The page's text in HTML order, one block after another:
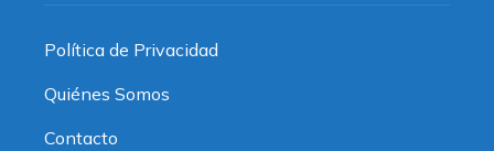
Política de Privacidad
Quiénes Somos
Contacto